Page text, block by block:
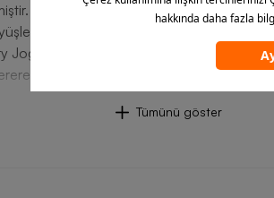
ya da evde dinlenirken konforunuzu
Erkek Eşofman Altı şimdi
şık ve rahat bir görünümün keyfini
Tümünü göster